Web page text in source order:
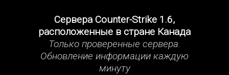
Сервера Counter-Strike 1.6,
расположенные в стране Канада
Только проверенные сервера.
Обновление информации каждую
минуту